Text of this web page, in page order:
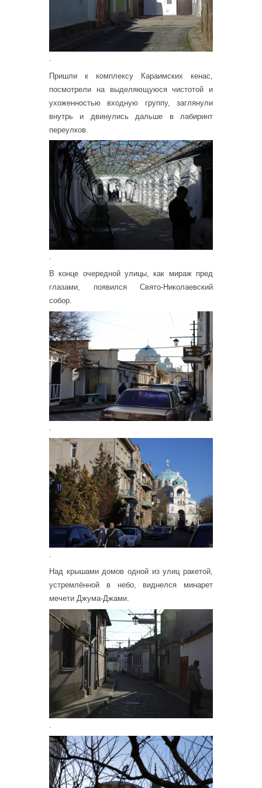
.
Пришли к комплексу Караимских кенас,
посмотрели на выделяющуюся чистотой и
ухоженностью входную группу, заглянули
внутрь и двинулись дальше в лабиринт
переулков.
В конце очередной улицы, как мираж пред
глазами, появился Свято-Николаевский
собор.
Над крышами домов одной из улиц ракетой,
устремлённой в небо, виднелся минарет
мечети Джума-Джами.
.